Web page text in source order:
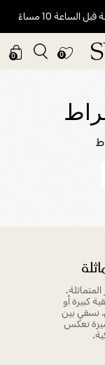
10 مساءً
0
0
كبيرة أو
نسقي بين
تعكس